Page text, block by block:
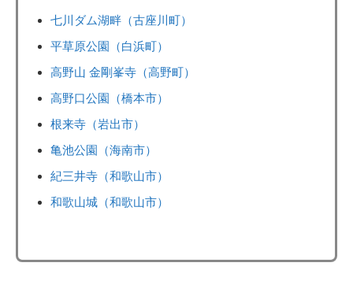
七川ダム湖畔（古座川町）
平草原公園（白浜町）
高野山 金剛峯寺（高野町）
高野口公園（橋本市）
根来寺（岩出市）
亀池公園（海南市）
紀三井寺（和歌山市）
和歌山城（和歌山市）